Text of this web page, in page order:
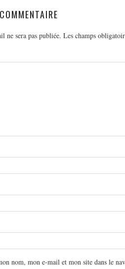
ne sera pas publiée. Les champs
nom, mon e-mail et mon site dans le